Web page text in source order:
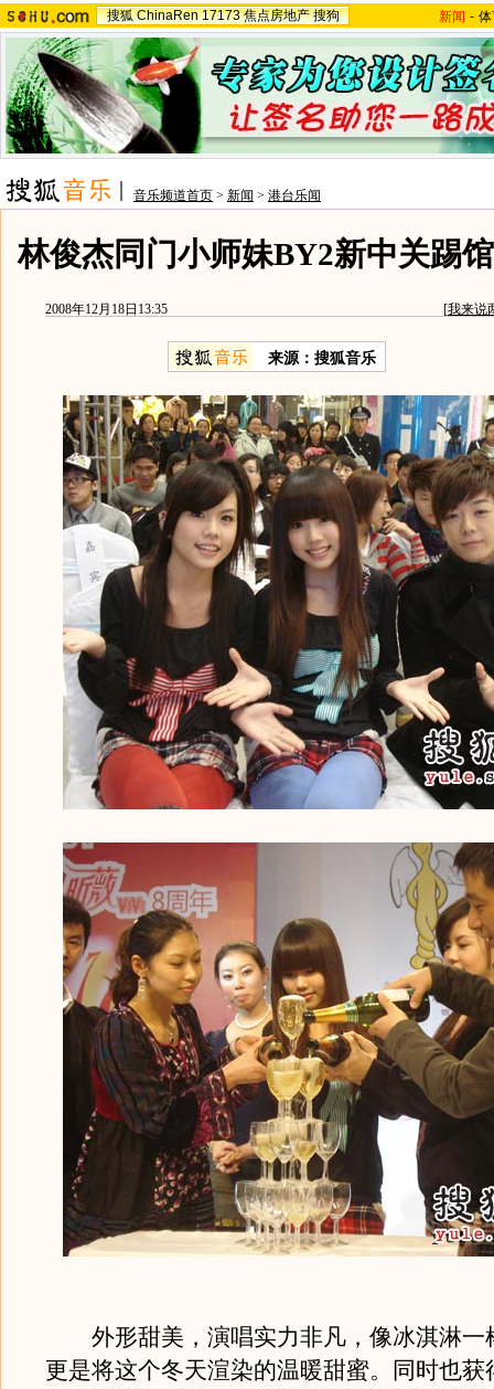
搜狐 ChinaRen 17173 焦点房地产 搜狗 新闻 -
音乐频道首页 > 新闻 > 港台乐闻
林俊杰同门小师妹BY2新中关踢
2008年12月18日13:35 [我来说
来源：搜狐音乐
外形甜美，演唱实力非凡，像冰淇淋一
更是将这个冬天渲染的温暖甜蜜。同时也获